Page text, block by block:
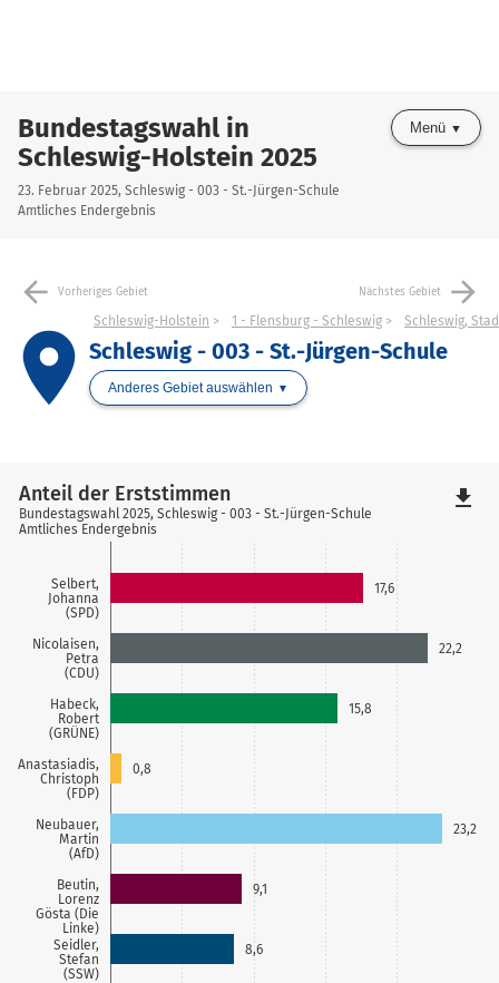
Bundestagswahl in
Schleswig-Holstein 2025
23. Februar 2025, Schleswig - 003 - St.-Jürgen-Schule
Amtliches Endergebnis
Menü
arrow_back Vorheriges Gebiet Nächstes Gebiet arrow_forward
place
Schleswig-Holstein 1 - Flensburg - Schleswig Schleswig,
Schleswig - 003 - St.-Jürgen-Schule
Anderes Gebiet auswählen
Selbert,
Johanna
(SPD)
Nicolaisen,
Petra
(CDU)
Habeck,
Robert
(GRÜNE)
Anastasiadis,
Christoph
(FDP)
Neubauer,
Martin
(AfD)
Beutin,
Lorenz
Gösta (Die
Linke)
Seidler,
Stefan
(SSW)
17,6
22,2
15,8
0,8
23,2
9,1
8,6
Anteil der Erststimmen
Bundestagswahl 2025, Schleswig - 003 - St.-Jürgen-Schule
Amtliches Endergebnis
file_download